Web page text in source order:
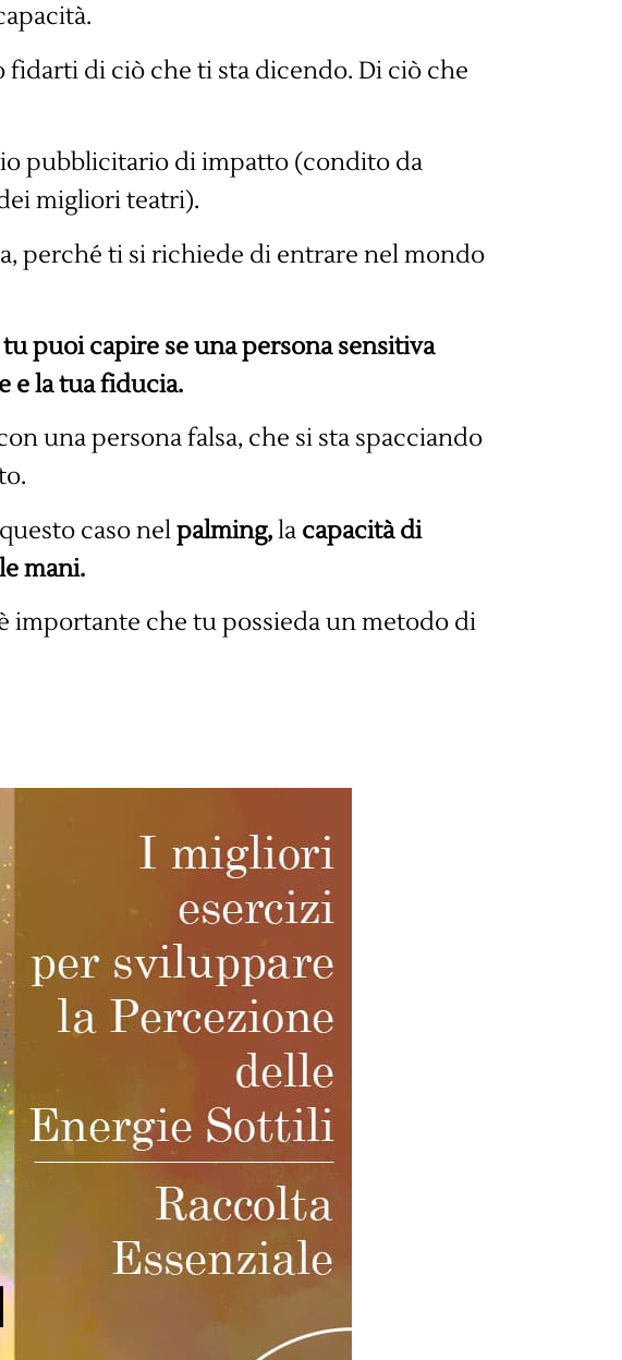
fidarti di ciò che ti sta dicendo. Di ciò che
pubblicitario di impatto (condito da
migliori teatri).
perché ti si richiede di entrare nel mondo
puoi capire se una persona sensitiva
e la tua fiducia.
una persona falsa, che si sta spacciando
caso nelpalming,la capacità di
mani.
importante che tu possieda un metodo di